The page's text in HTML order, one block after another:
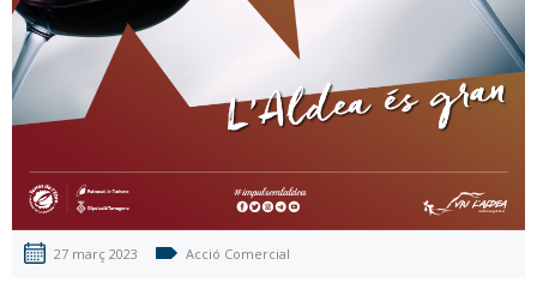
27 març 2023 Acció Comercial